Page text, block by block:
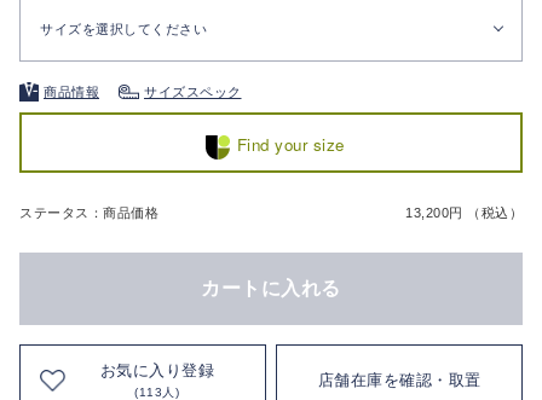
サイズを選択してください
商品情報 サイズスペック
Find your size
ステータス：商品価格 13,200円 （税込）
カートに入れる
お気に入り登録
(113人)
店舗在庫を確認・取置